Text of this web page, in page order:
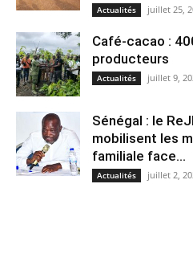
Actualités juillet 25,
Café-cacao :
producteurs
Actualités juillet 9,
Sénégal : le
mobilisent les
familiale face...
Actualités juillet 2,